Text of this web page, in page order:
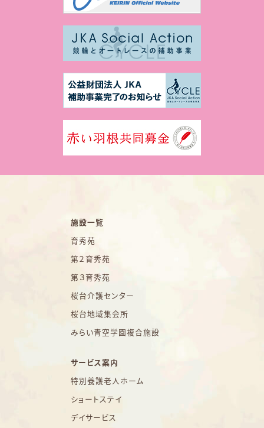
施設一覧
育秀苑
第２育秀苑
第３育秀苑
桜台介護センター
桜台地域集会所
みらい青空学園複合施設
サービス案内
特別養護老人ホーム
ショートステイ
デイサービス